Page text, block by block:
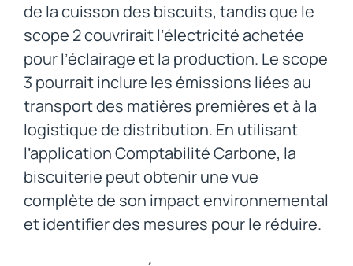
de la cuisson des biscuits, tandis que le
scope 2 couvrirait l’électricité achetée
pour l’éclairage et la production. Le scope
3 pourrait inclure les émissions liées au
transport des matières premières et à la
logistique de distribution. En utilisant
l’application Comptabilité Carbone, la
biscuiterie peut obtenir une vue
complète de son impact environnemental
et identifier des mesures pour le réduire.